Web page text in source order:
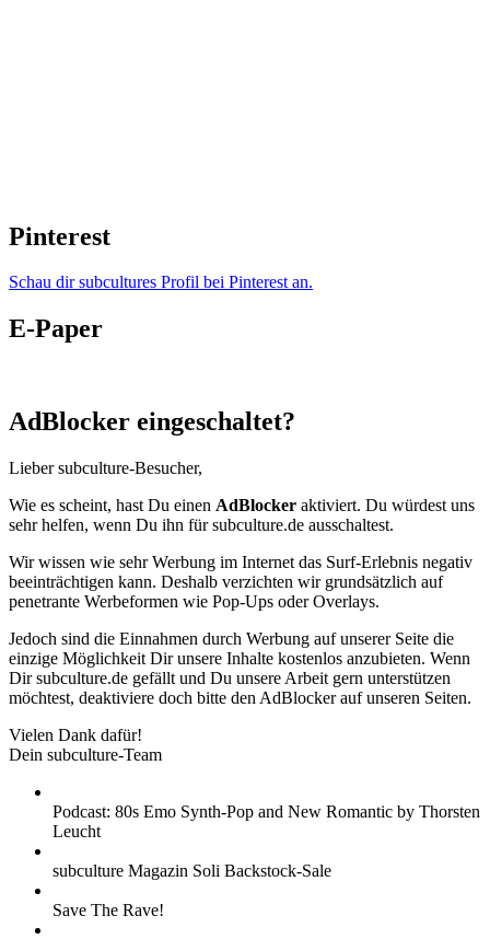
Pinterest
Schau dir subcultures Profil bei Pinterest an.
E-Paper
AdBlocker eingeschaltet?
Lieber subculture-Besucher,
Wie es scheint, hast Du einen AdBlocker aktiviert. Du würdest uns
sehr helfen, wenn Du ihn für subculture.de ausschaltest.
Wir wissen wie sehr Werbung im Internet das Surf-Erlebnis negativ
beeinträchtigen kann. Deshalb verzichten wir grundsätzlich auf
penetrante Werbeformen wie Pop-Ups oder Overlays.
Jedoch sind die Einnahmen durch Werbung auf unserer Seite die
einzige Möglichkeit Dir unsere Inhalte kostenlos anzubieten. Wenn
Dir subculture.de gefällt und Du unsere Arbeit gern unterstützen
möchtest, deaktiviere doch bitte den AdBlocker auf unseren Seiten.
Vielen Dank dafür!
Dein subculture-Team
Podcast: 80s Emo Synth-Pop and New Romantic by Thorsten
Leucht
subculture Magazin Soli Backstock-Sale
Save The Rave!